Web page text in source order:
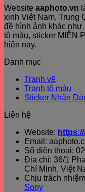
Website aaphoto.vn
xinh Việt Nam, Trung
đề hình ảnh khác như
tô màu, sticker MIỄN
hiện nay.
Danh mục
Tranh vẽ
Tranh tô màu
Sticker Nhãn
Liên hệ
Website:
Email:
Số điện thoại:
Địa chỉ: 36/1
Chí Minh, Việt
Chịu trách
Sony